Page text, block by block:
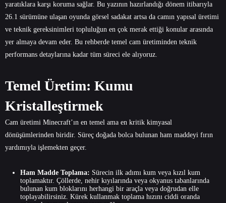
yaratıklara karşı koruma sağlar. Bu yazının hazırlandığı dönem itibarıyla
26.1 sürümüne ulaşan oyunda görsel sadakat artsa da camın yapısal üretimi
ve teknik gereksinimleri topluluğun en çok merak ettiği konular arasında
yer almaya devam eder. Bu rehberde temel cam üretiminden teknik
performans detaylarına kadar tüm süreci ele alıyoruz.
Temel Üretim: Kumu
Kristalleştirmek
Cam üretimi Minecraft’ın en temel ama en kritik kimyasal
dönüşümlerinden biridir. Süreç doğada bolca bulunan ham maddeyi fırın
yardımıyla işlemekten geçer.
Ham Madde Toplama: Sürecin ilk adımı kum veya kızıl kum
toplamaktır. Çöllerde, nehir kıyılarında veya okyanus tabanlarında
bulunan kum bloklarını herhangi bir araçla veya doğrudan elle
toplayabilirsiniz. Kürek kullanmak toplama hızını ciddi oranda